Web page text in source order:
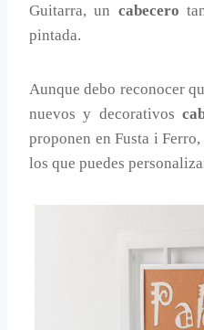
Guitarra, un cabecero
pintada.
Aunque debo reconocer
nuevos y decorativos
proponen en Fusta i
los que puedes